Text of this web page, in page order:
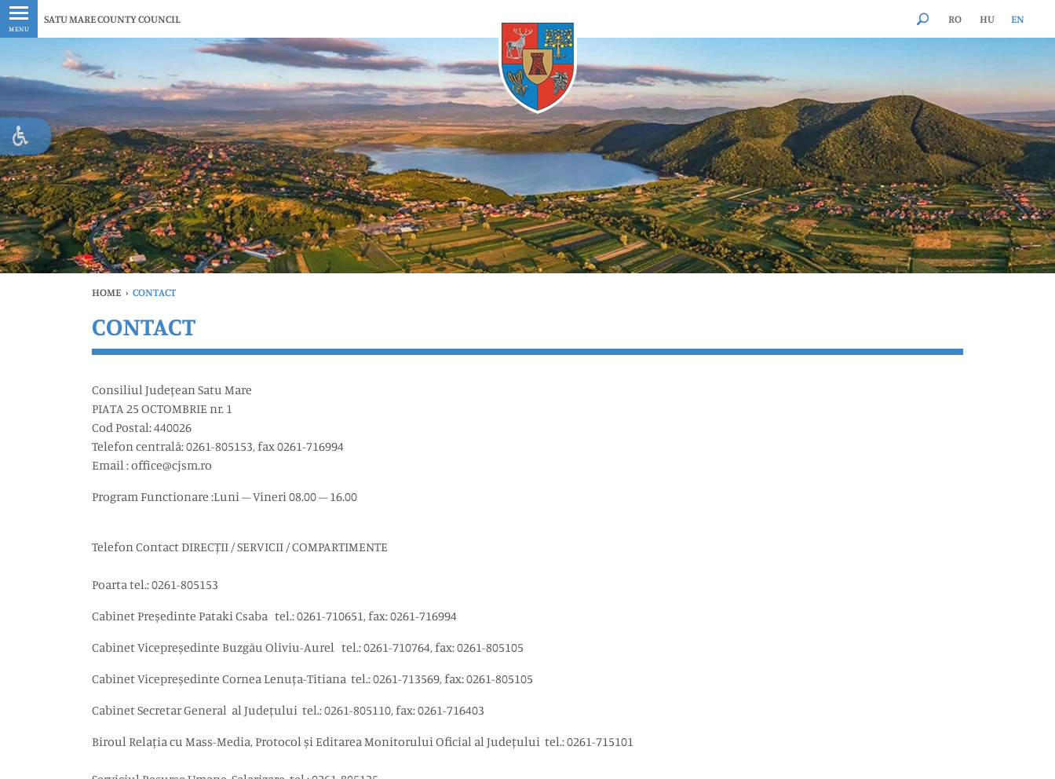
MENU
SATU MARE COUNTY COUNCIL RO HU EN
HOME › CONTACT
CONTACT
Consiliul Județean Satu Mare
PIATA 25 OCTOMBRIE nr. 1
Cod Postal: 440026
Telefon centrală: 0261-805153, fax 0261-716994
Email : office@cjsm.ro
Program Functionare :Luni – Vineri 08.00 – 16.00
Telefon Contact DIRECȚII / SERVICII / COMPARTIMENTE
Poarta tel.: 0261-805153
Cabinet Președinte Pataki Csaba tel.: 0261-710651, fax: 0261-716994
Cabinet Vicepreședinte Buzgău Oliviu-Aurel tel.: 0261-710764, fax: 0261-805105
Cabinet Vicepreședinte Cornea Lenuța-Titiana tel.: 0261-713569, fax: 0261-805105
Cabinet Secretar General al Județului tel.: 0261-805110, fax: 0261-716403
Biroul Relația cu Mass-Media, Protocol și Editarea Monitorului Oficial al Județului tel.: 0261-715101